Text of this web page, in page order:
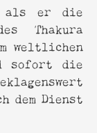
als er die
Thakura
weltlichen
sofort die
dem Dienst